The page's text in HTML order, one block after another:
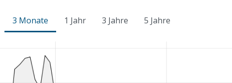
3 Monate 1 Jahr 3 Jahre 5 Jahre